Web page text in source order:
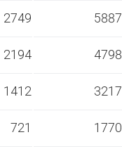
2749 5887
2194 4798
1412 3217
721 1770